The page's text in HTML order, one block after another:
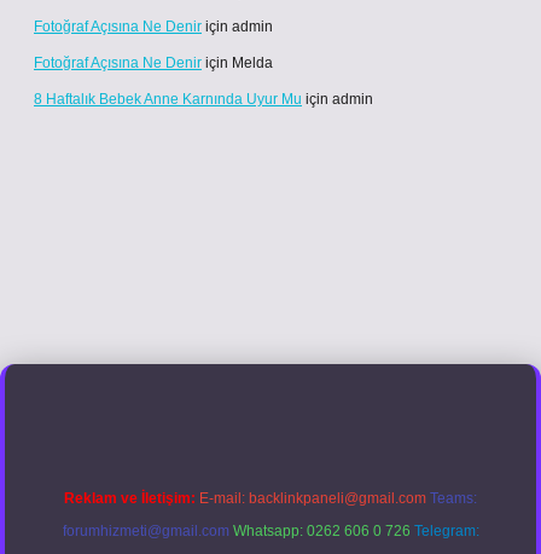
Fotoğraf Açısına Ne Denir için admin
Fotoğraf Açısına Ne Denir için Melda
8 Haftalık Bebek Anne Karnında Uyur Mu için admin
güncel giriş
Reklam ve İletişim: E-mail: backlinkpaneli@gmail.com Teams:
forumhizmeti@gmail.com Whatsapp: 0262 606 0 726 Telegram: